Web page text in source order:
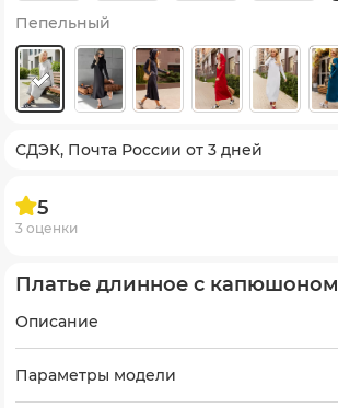
Пепельный
СДЭК, Почта России от 3 дней
5
3 оценки
Платье длинное с капюшоном
Описание
Параметры модели